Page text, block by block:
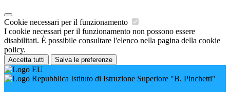
Cookie necessari per il funzionamento
I cookie necessari per il funzionamento non possono essere
disabilitati. È possibile consultare l'elenco nella pagina della cookie
policy.
Accetta tutti Salva le preferenze
Istituto di Istruzione Superiore "B. Pinchetti"